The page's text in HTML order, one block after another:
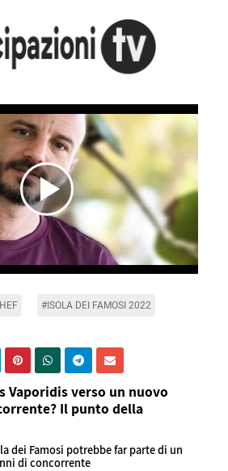
Play
Video
#ISOLA DEI FAMOSI 2022
Vaporidis verso un nuovo
Il punto della
dei Famosi potrebbe far parte di un
di concorrente